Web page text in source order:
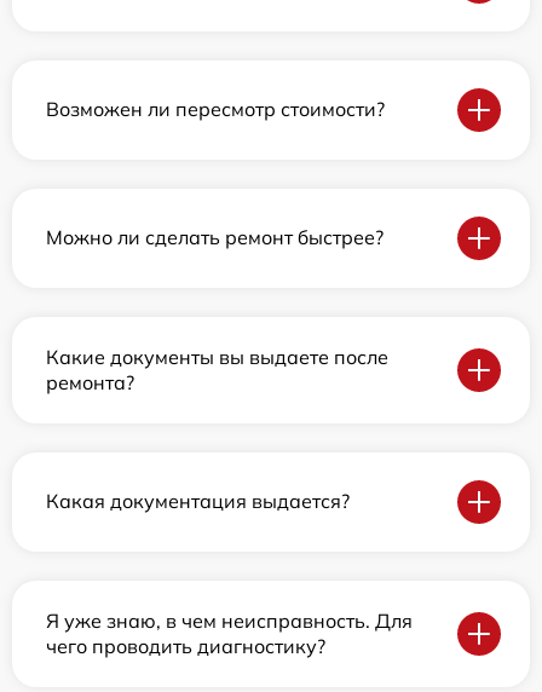
Возможен ли пересмотр стоимости?
Можно ли сделать ремонт быстрее?
Какие документы вы выдаете после
ремонта?
Какая документация выдается?
Я уже знаю, в чем неисправность. Для
чего проводить диагностику?